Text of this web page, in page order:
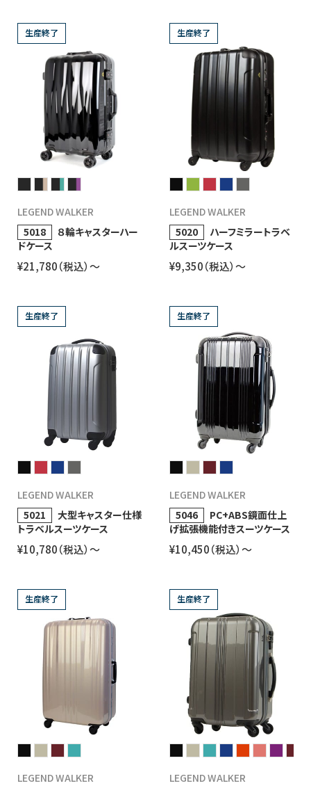
生産終了
LEGEND WALKER
5018
８輪キャスターハー
ドケース
¥21,780（税込）〜
生産終了
LEGEND WALKER
5020
ハーフミラートラベ
ルスーツケース
¥9,350（税込）〜
生産終了
LEGEND WALKER
5021
大型キャスター仕様
トラベルスーツケース
¥10,780（税込）〜
生産終了
LEGEND WALKER
5046
PC+ABS鏡面仕上
げ拡張機能付きスーツケース
¥10,450（税込）〜
生産終了
LEGEND WALKER
生産終了
LEGEND WALKER